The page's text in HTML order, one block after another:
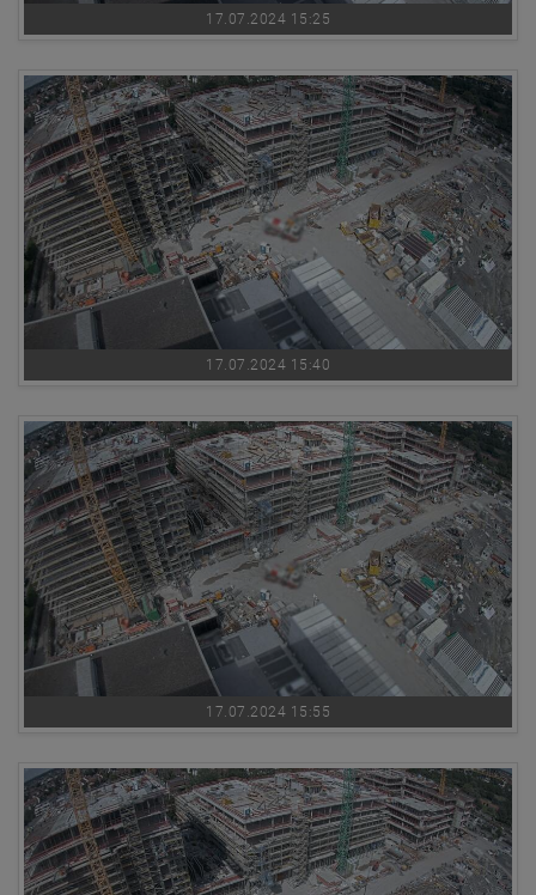
17.07.2024 15:25
17.07.2024 15:40
17.07.2024 15:55